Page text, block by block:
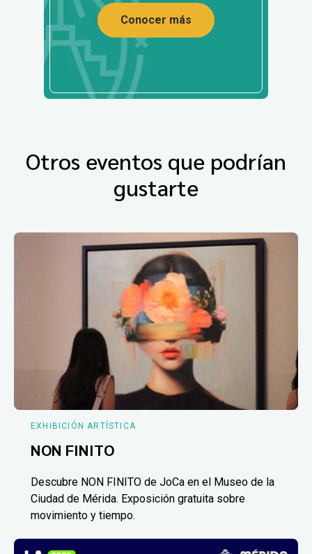
Conocer más
Otros eventos que podrían
gustarte
EXHIBICIÓN ARTÍSTICA
NON FINITO
Descubre NON FINITO de JoCa en el Museo de la
Ciudad de Mérida. Exposición gratuita sobre
movimiento y tiempo.